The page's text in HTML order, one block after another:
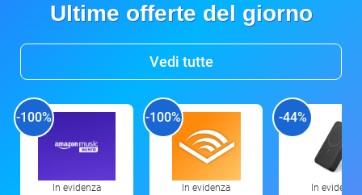
Ultime offerte del giorno
Vedi tutte
-100%
In evidenza
-100%
In evidenza
-44%
In evidenza